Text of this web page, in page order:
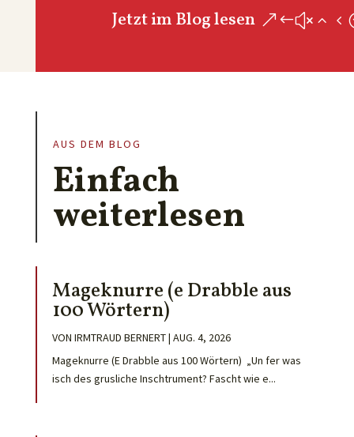
Jetzt im Blog lesen
AUS DEM BLOG
Einfach
weiterlesen
Mageknurre (e Drabble aus
100 Wörtern)
VON IRMTRAUD BERNERT| AUG. 4, 2026
Mageknurre (E Drabble aus 100 Wörtern) „Un fer was
isch des grusliche Inschtrument? Fascht wie e...